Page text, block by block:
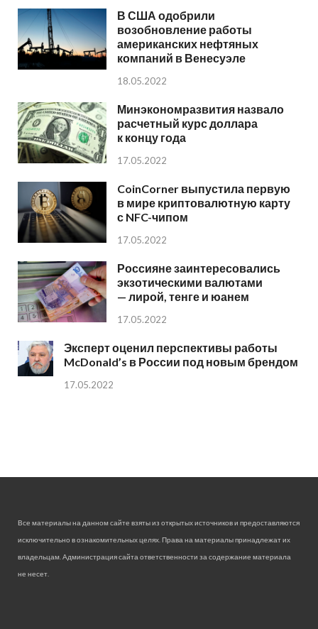
В США одобрили
возобновление работы
американских нефтяных
компаний в Венесуэле
18.05.2022
Минэкономразвития назвало
расчетный курс доллара
к концу года
17.05.2022
CoinCorner выпустила первую
в мире криптовалютную карту
с NFC-чипом
17.05.2022
Россияне заинтересовались
экзотическими валютами
— лирой, тенге и юанем
17.05.2022
Эксперт оценил перспективы работы
McDonald’s в России под новым брендом
17.05.2022
Все материалы на данном сайте взяты из открытых источников и предоставляются
исключительно в ознакомительных целях. Права на материалы принадлежат их
владельцам. Администрация сайта ответственности за содержание материала
не несет.